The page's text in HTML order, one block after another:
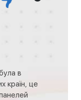
в
країн, це